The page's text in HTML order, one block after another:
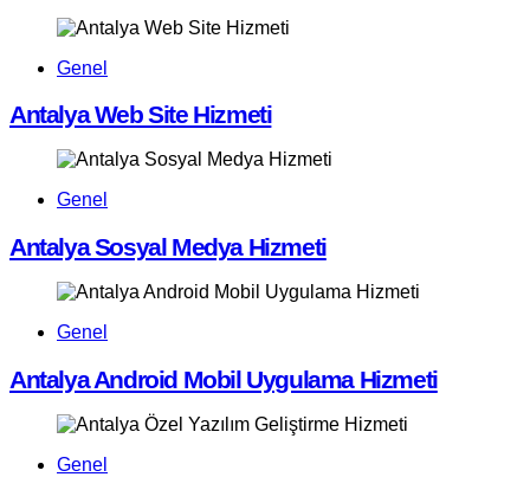
Genel
Antalya Web Site Hizmeti
Genel
Antalya Sosyal Medya Hizmeti
Genel
Antalya Android Mobil Uygulama Hizmeti
Genel